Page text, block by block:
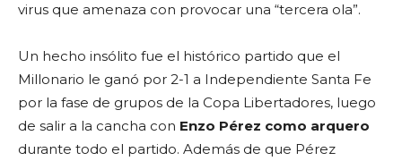
virus que amenaza con provocar una “tercera ola”.
Un hecho insólito fue el histórico partido que el
Millonario le ganó por 2-1 a Independiente Santa Fe
por la fase de grupos de la Copa Libertadores, luego
de salir a la cancha con Enzo Pérez como arquero
durante todo el partido. Además de que Pérez